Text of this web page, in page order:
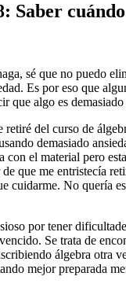
Saber
sé que no puedo
Es por eso que
que algo es
retiré del curso de
demasiado
con el material pero
que me entristecía
cuidarme. No quería
por tener
Se trata de
álgebra otra
mejor preparada